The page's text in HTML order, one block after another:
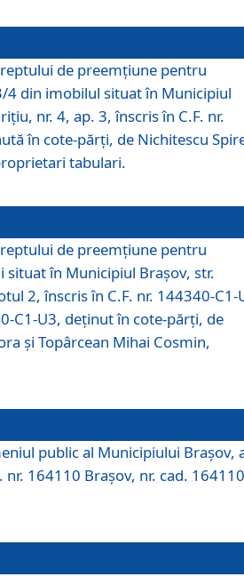
de preemţiune pentru
4 din imobilul situat în Municipiul
nr. 4, ap. 3, înscris în C.F. nr.
în cote-părți, de Nichitescu
tabulari.
de preemţiune pentru
în Municipiul Braşov, str.
2, înscris în C.F. nr. 144340-C1-
C1-U3, deținut în cote-părți, de
și Topârcean Mihai Cosmin,
public al Municipiului Braşov,
nr. 164110 Brașov, nr. cad.